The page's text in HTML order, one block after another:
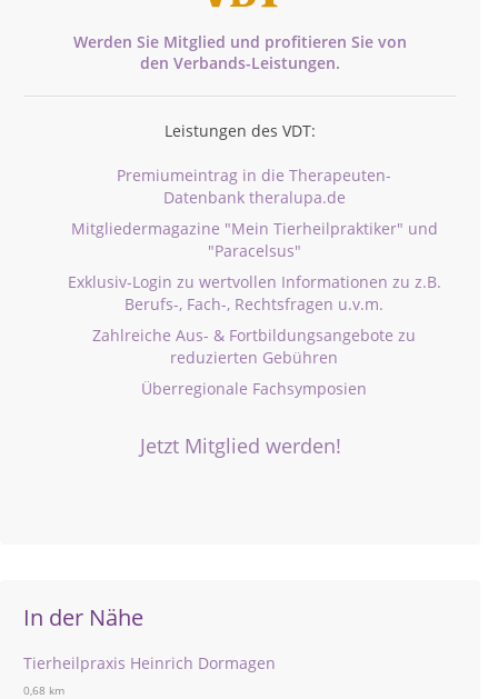
Werden Sie Mitglied und profitieren Sie von
den Verbands-Leistungen.
Leistungen des VDT:
Premiumeintrag in die Therapeuten-
Datenbank theralupa.de
Mitgliedermagazine "Mein Tierheilpraktiker" und
"Paracelsus"
Exklusiv-Login zu wertvollen Informationen zu z.B.
Berufs-, Fach-, Rechtsfragen u.v.m.
Zahlreiche Aus- & Fortbildungsangebote zu
reduzierten Gebühren
Überregionale Fachsymposien
Jetzt Mitglied werden!
In der Nähe
Tierheilpraxis Heinrich Dormagen
0,68 km